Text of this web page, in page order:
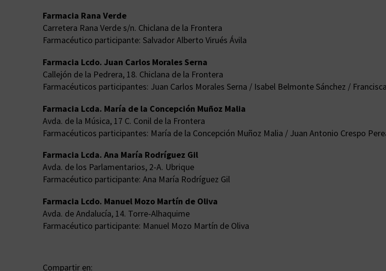
Farmacia Rana Verde
Carretera Rana Verde s/n. Chiclana de la Frontera
Farmacéutico participante: Salvador Alberto Virués Ávila
Farmacia Lcdo. Juan Carlos Morales Serna
Callejón de la Pedrera, 18. Chiclana de la Frontera
Farmacéuticos participantes: Juan Carlos Morales Serna / Isabel Belmonte Sánchez /
Farmacia Lcda. María de la Concepción Muñoz Malia
Avda. de la Música, 17 C. Conil de la Frontera
Farmacéuticos participantes: María de la Concepción Muñoz Malia / Juan Antonio Crespo
Farmacia Lcda. Ana María Rodríguez Gil
Avda. de los Parlamentarios, 2-A. Ubrique
Farmacéutico participante: Ana María Rodríguez Gil
Farmacia Lcdo. Manuel Mozo Martín de Oliva
Avda. de Andalucía, 14. Torre-Alhaquime
Farmacéutico participante: Manuel Mozo Martín de Oliva
Compartir en: